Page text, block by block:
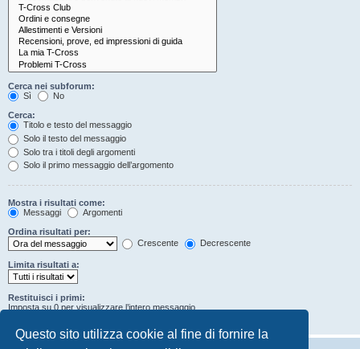
Questo sito utilizza cookie al fine di fornire la
Cerca nei subforum:
Sì
No
Cerca:
Titolo e testo del messaggio
Solo il testo del messaggio
Solo tra i titoli degli argomenti
Solo il primo messaggio dell’argomento
Mostra i risultati come:
Messaggi
Argomenti
Ordina risultati per:
Crescente
Decrescente
Limita risultati a:
Restituisci i primi:
Imposta su 0 per visualizzare l’intero messaggio.